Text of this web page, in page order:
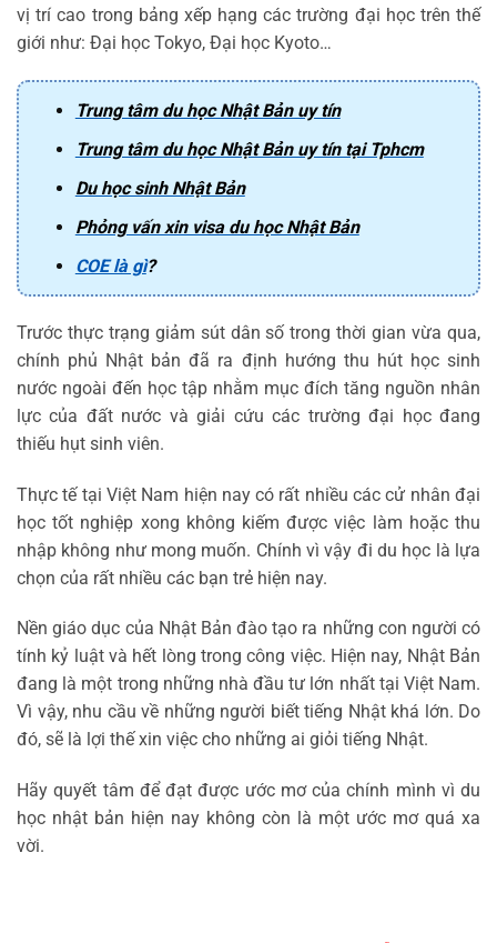
vị trí cao trong bảng xếp hạng các trường đại học trên thế
giới như: Đại học Tokyo, Đại học Kyoto…
Trung tâm du học Nhật Bản uy tín
Trung tâm du học Nhật Bản uy tín tại Tphcm
Du học sinh Nhật Bản
Phỏng vấn xin visa du học Nhật Bản
COE là gì?
Trước thực trạng giảm sút dân số trong thời gian vừa qua,
chính phủ Nhật bản đã ra định hướng thu hút học sinh
nước ngoài đến học tập nhằm mục đích tăng nguồn nhân
lực của đất nước và giải cứu các trường đại học đang
thiếu hụt sinh viên.
Thực tế tại Việt Nam hiện nay có rất nhiều các cử nhân đại
học tốt nghiệp xong không kiếm được việc làm hoặc thu
nhập không như mong muốn. Chính vì vậy đi du học là lựa
chọn của rất nhiều các bạn trẻ hiện nay.
Nền giáo dục của Nhật Bản đào tạo ra những con người có
tính kỷ luật và hết lòng trong công việc. Hiện nay, Nhật Bản
đang là một trong những nhà đầu tư lớn nhất tại Việt Nam.
Vì vậy, nhu cầu về những người biết tiếng Nhật khá lớn. Do
đó, sẽ là lợi thế xin việc cho những ai giỏi tiếng Nhật.
Hãy quyết tâm để đạt được ước mơ của chính mình vì du
học nhật bản hiện nay không còn là một ước mơ quá xa
vời.